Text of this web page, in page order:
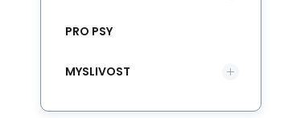
PRO PSY
MYSLIVOST